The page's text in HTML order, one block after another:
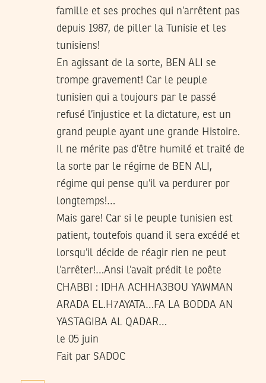
famille et ses proches qui n’arrêtent pas
depuis 1987, de piller la Tunisie et les
tunisiens!
En agissant de la sorte, BEN ALI se
trompe gravement! Car le peuple
tunisien qui a toujours par le passé
refusé l’injustice et la dictature, est un
grand peuple ayant une grande Histoire.
Il ne mérite pas d’être humilé et traité de
la sorte par le régime de BEN ALI,
régime qui pense qu’il va perdurer por
longtemps!…
Mais gare! Car si le peuple tunisien est
patient, toutefois quand il sera excédé et
lorsqu’il décide de réagir rien ne peut
l’arrêter!…Ansi l’avait prédit le poête
CHABBI : IDHA ACHHA3BOU YAWMAN
ARADA EL.H7AYATA…FA LA BODDA AN
YASTAGIBA AL QADAR…
le 05 juin
Fait par SADOC